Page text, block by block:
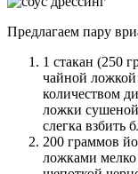
Предлагаем пару
1 стакан (250
чайной ложкой
количеством
ложки
слегка взбить
200 граммов
ложками мелко